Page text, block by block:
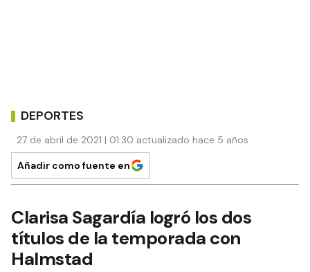
DEPORTES
27 de abril de 2021 | 01:30 actualizado hace 5 años
Añadir como fuente en
Clarisa Sagardía logró los dos
títulos de la temporada con
Halmstad